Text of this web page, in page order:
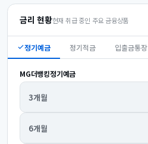
금리 현황현재 취급 중인 주요 금융상품
정기예금 정기적금 입출금통장
MG더뱅킹정기예금
3개월
6개월